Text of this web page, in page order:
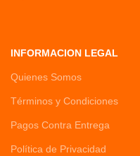
INFORMACION LEGAL
Quienes Somos
Términos y Condiciones
Pagos Contra Entrega
Política de Privacidad